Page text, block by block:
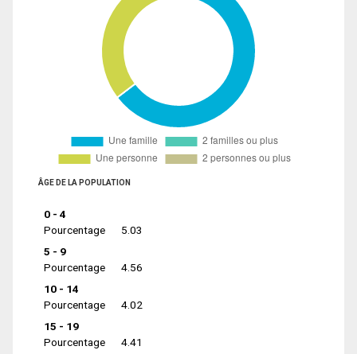
ÂGE DE LA POPULATION
0 - 4
Pourcentage
5.03
5 - 9
Pourcentage
4.56
10 - 14
Pourcentage
4.02
15 - 19
Pourcentage
4.41